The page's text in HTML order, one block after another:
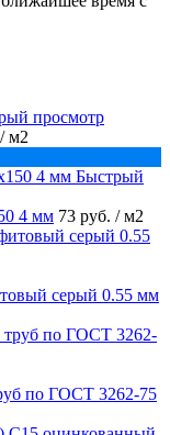
просмотр
/ м2
Быстрый
4 мм 73 руб. / м2
серый 0.55 мм
по ГОСТ 3262-75